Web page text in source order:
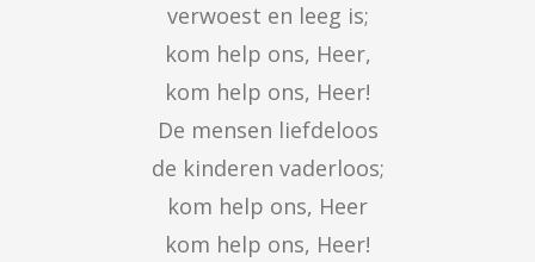
verwoest en leeg is;
kom help ons, Heer,
kom help ons, Heer!
De mensen liefdeloos
de kinderen vaderloos;
kom help ons, Heer
kom help ons, Heer!